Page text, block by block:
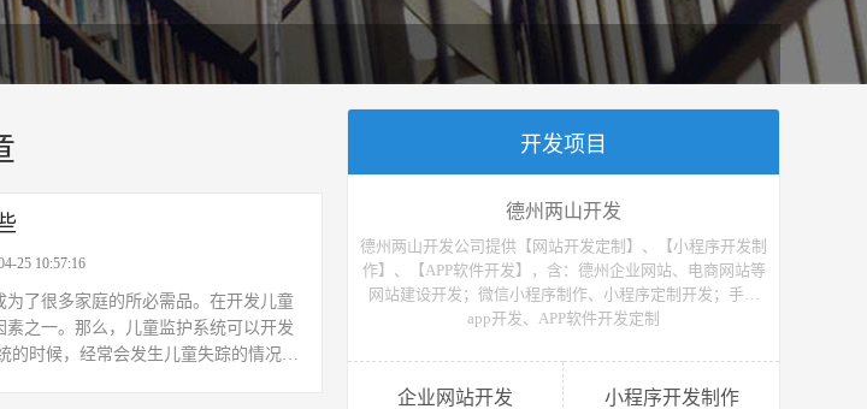
25 10:57:16
了很多家庭的所必需品。在开发儿童
之一。那么，儿童监护系统可以开发
的时候，经常会发生儿童失踪的情况，
开发项目
德州两山开发
德州两山开发公司提供【网站开发定制】、【小程序开发制
作】、【APP软件开发】，含：德州企业网站、电商网站等
网站建设开发；微信小程序制作、小程序定制开发；手机
app开发、APP软件开发定制
企业网站开发 小程序开发制作